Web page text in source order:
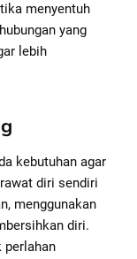
menyentuh
yang
lebih
kebutuhan agar
diri sendiri
menggunakan
diri.
perlahan